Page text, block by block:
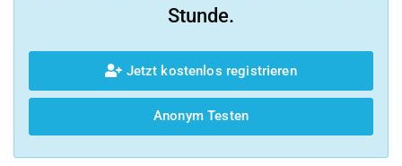
Stunde.
Jetzt kostenlos registrieren
Anonym Testen